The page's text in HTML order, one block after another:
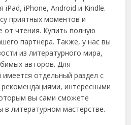
iPhone, Android и Kindle.
приятных моментов и
от чтения. Купить полную
партнера. Также, у нас вы
из литературного мира,
авторов. Для
отдельный раздел с
интересными
вы сами сможете
в литературном мастерстве.